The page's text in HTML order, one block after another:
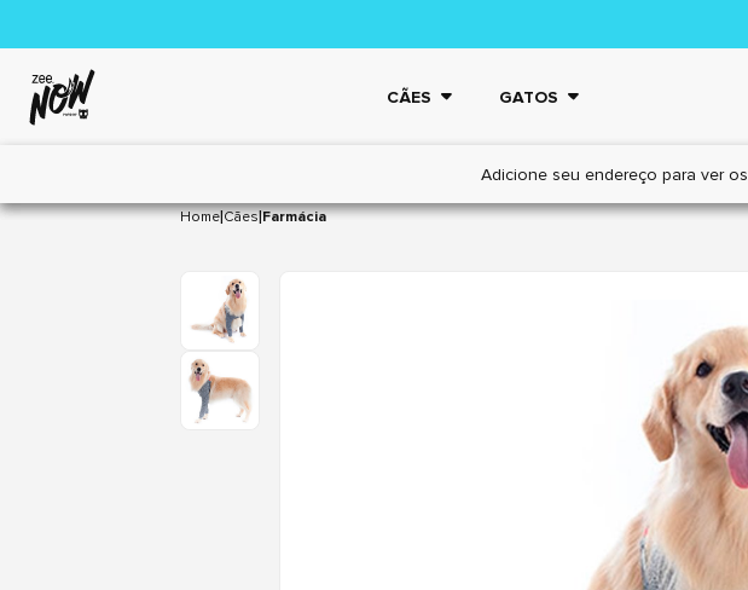
CÃES GATOS
Adicione seu endereço para ver os
Home|Cães|Farmácia